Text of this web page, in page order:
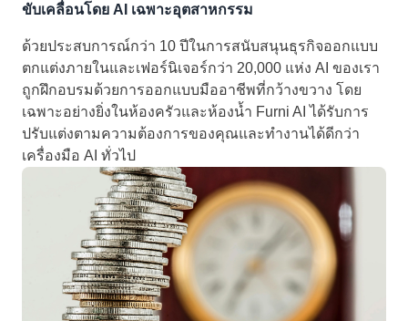
ขับเคลื่อนโดย AI เฉพาะอุตสาหกรรม
ด้วยประสบการณ์กว่า 10 ปีในการสนับสนุนธุรกิจออกแบบ
ตกแต่งภายในและเฟอร์นิเจอร์กว่า 20,000 แห่ง AI ของเรา
ถูกฝึกอบรมด้วยการออกแบบมืออาชีพที่กว้างขวาง โดย
เฉพาะอย่างยิ่งในห้องครัวและห้องน้ำ Furni AI ได้รับการ
ปรับแต่งตามความต้องการของคุณและทำงานได้ดีกว่า
เครื่องมือ AI ทั่วไป